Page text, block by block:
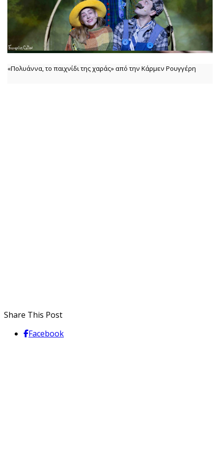
«Πολυάννα, το παιχνίδι της χαράς» από την Κάρμεν Ρουγγέρη
Share This Post
Facebook